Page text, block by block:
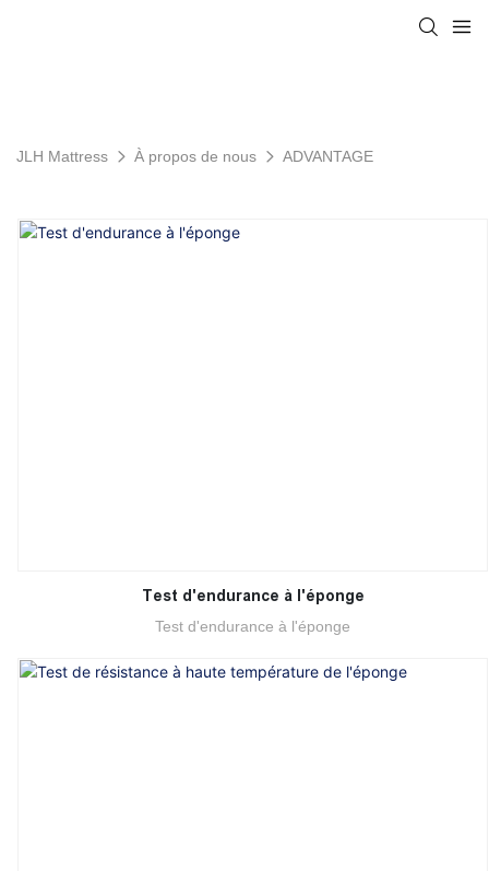
JLH Mattress À propos de nous ADVANTAGE
Test d'endurance à l'éponge
Test d'endurance à l'éponge